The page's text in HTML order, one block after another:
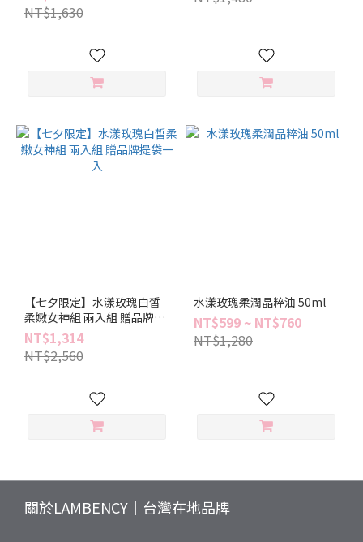
NT$1,630
【七夕限定】水漾玫瑰白皙
柔嫩女神組 兩入組 贈品牌提
袋一入
NT$1,314
NT$2,560
水漾玫瑰柔潤晶粹油 50ml
NT$599 ~ NT$760
NT$1,280
關於LAMBENCY｜台灣在地品牌